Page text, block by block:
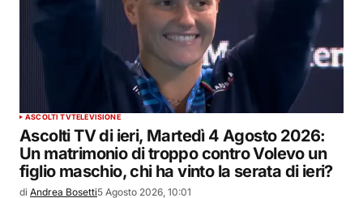
ASCOLTI TVTELEVISIONE
Ascolti TV di ieri, Martedì 4 Agosto 2026:
Un matrimonio di troppo contro Volevo un
figlio maschio, chi ha vinto la serata di ieri?
di Andrea Bosetti5 Agosto 2026, 10:01